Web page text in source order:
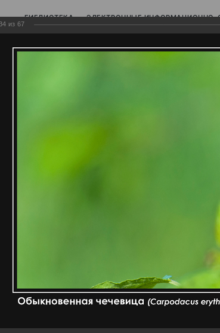
БИБЛИОТЕКА ЭЛЕКТРОННЫЕ ИНФОРМАЦИОННО-
БИБЛИОПОМОЩЬ
луга – жемчужина Нижегородского Поволжья
из 67